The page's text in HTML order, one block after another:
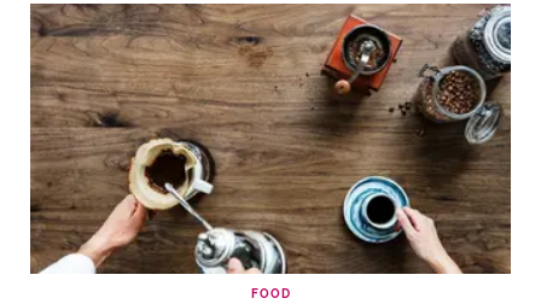
FOOD